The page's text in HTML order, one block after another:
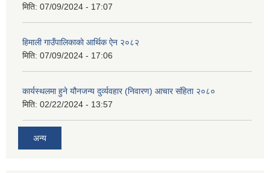
मिति: 07/09/2024 - 17:07
हिमाली गाउँपालिकाकाे आर्थिक ऐन २०८२
मिति: 07/09/2024 - 17:06
कार्यस्थलमा हुने यौनजन्य दुर्व्यवहार (निवारण) आचार संहिता २०८०
मिति: 02/22/2024 - 13:57
अन्य